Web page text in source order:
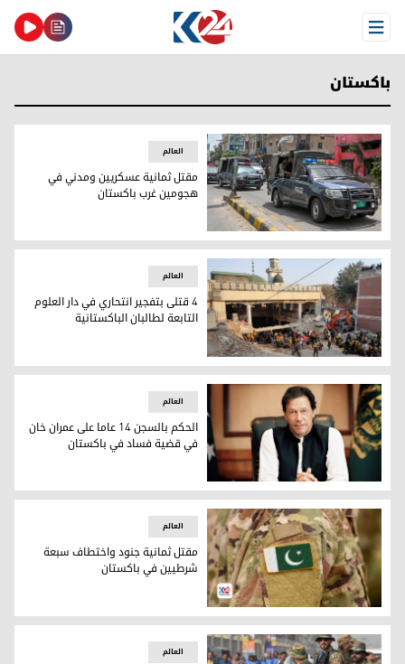
Open Menu
باكستان
مقتل ثمانية عسكريين ومدني في هجومين غرب باكستان
العالم
مقتل ثمانية عسكريين ومدني في
هجومين غرب باكستان
4 قتلى بتفجير انتحاري في دار العلوم التابعة لطالبان الباكستانية
العالم
4 قتلى بتفجير انتحاري في دار العلوم
التابعة لطالبان الباكستانية
الحكم بالسجن 14 عاما على عمران خان في قضية فساد في باكستان
العالم
الحكم بالسجن 14 عاما على عمران خان
في قضية فساد في باكستان
مقتل ثمانية جنود واختطاف سبعة شرطيين في باكستان
العالم
مقتل ثمانية جنود واختطاف سبعة
شرطيين في باكستان
العالم